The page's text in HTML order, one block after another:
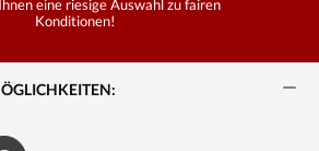
eine riesige Auswahl zu fairen
Konditionen!